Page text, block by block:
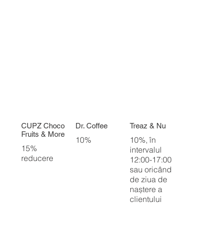
CUPZ Choco
Fruits & More
15%
reducere
Dr. Coffee
10%
Treaz & Nu
10%, în
intervalul
12:00-17:00
sau oricând
de ziua de
naștere a
clientului